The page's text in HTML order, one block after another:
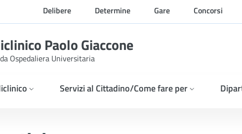
Delibere Determine Gare Concorsi
Paolo Giaccone
Ospedaliera Universitaria
Servizi al Cittadino/Come fare per